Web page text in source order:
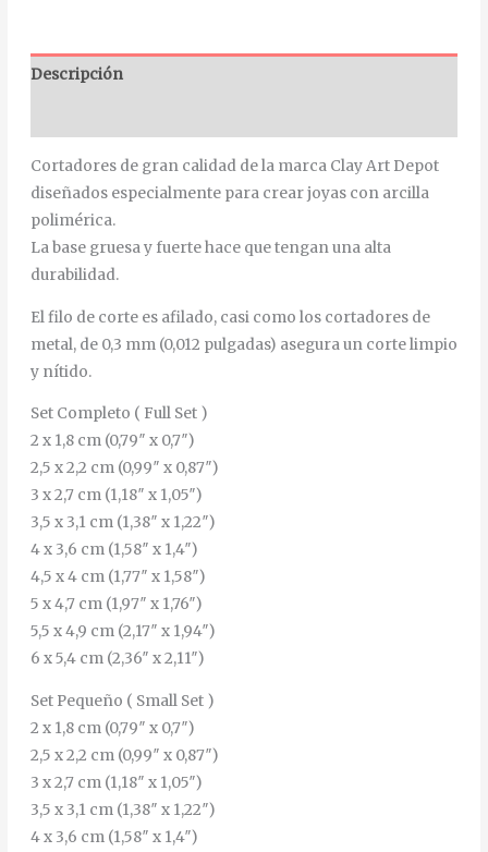
Descripción
Cortadores de gran calidad de la marca Clay Art Depot
diseñados especialmente para crear joyas con arcilla
polimérica.
La base gruesa y fuerte hace que tengan una alta
durabilidad.
El filo de corte es afilado, casi como los cortadores de
metal, de 0,3 mm (0,012 pulgadas) asegura un corte limpio
y nítido.
Set Completo ( Full Set )
2 x 1,8 cm (0,79″ x 0,7″)
2,5 x 2,2 cm (0,99″ x 0,87″)
3 x 2,7 cm (1,18″ x 1,05″)
3,5 x 3,1 cm (1,38″ x 1,22″)
4 x 3,6 cm (1,58″ x 1,4″)
4,5 x 4 cm (1,77″ x 1,58″)
5 x 4,7 cm (1,97″ x 1,76″)
5,5 x 4,9 cm (2,17″ x 1,94″)
6 x 5,4 cm (2,36″ x 2,11″)
Set Pequeño ( Small Set )
2 x 1,8 cm (0,79″ x 0,7″)
2,5 x 2,2 cm (0,99″ x 0,87″)
3 x 2,7 cm (1,18″ x 1,05″)
3,5 x 3,1 cm (1,38″ x 1,22″)
4 x 3,6 cm (1,58″ x 1,4″)